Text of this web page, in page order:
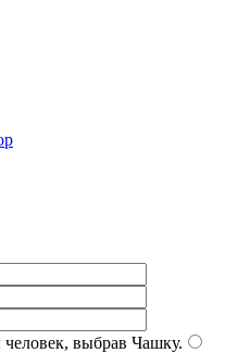
выбрав Чашку.